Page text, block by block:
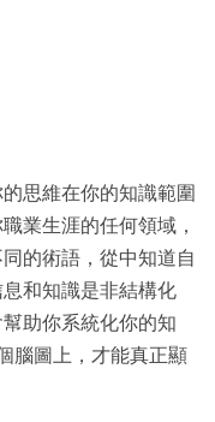
思維在你的知識範圍
業生涯的任何領域，
的術語，從中知道自
和知識是非結構化
助你系統化你的知
腦圖上，才能真正顯